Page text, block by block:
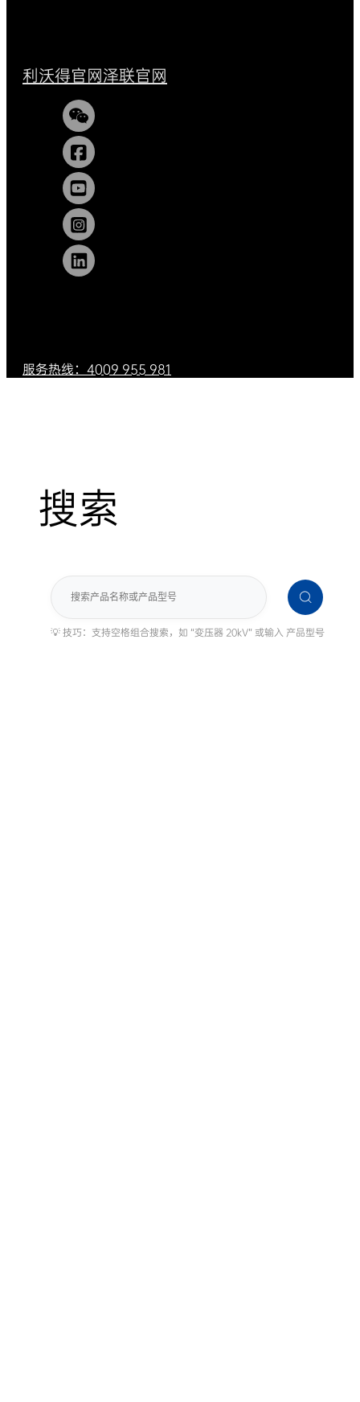
利沃得官网泽联官网
服务热线：4009 955 981
搜索